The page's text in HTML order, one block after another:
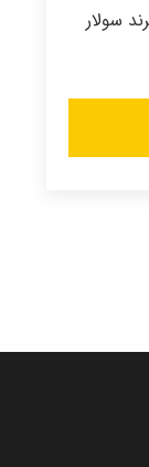
برند سولار